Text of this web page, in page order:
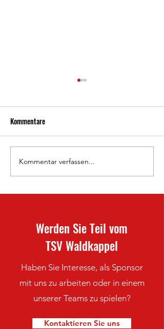
Kommentare
Kommentar verfassen...
Werden Sie Teil vom
TSV Waldkappel
Haben Sie Interesse, als Sponsor
mit uns zu arbeiten oder in einem
unserer Teams zu spielen?
Kontaktieren Sie uns